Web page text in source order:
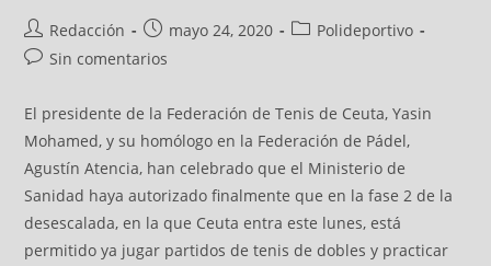
Redacción mayo 24, 2020
Polideportivo
Sin comentarios
El presidente de la Federación de Tenis de Ceuta, Yasin
Mohamed, y su homólogo en la Federación de Pádel,
Agustín Atencia, han celebrado que el Ministerio de
Sanidad haya autorizado finalmente que en la fase 2 de la
desescalada, en la que Ceuta entra este lunes, está
permitido ya jugar partidos de tenis de dobles y practicar